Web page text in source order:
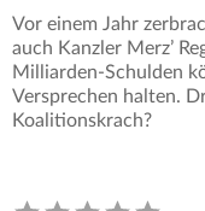
Vor einem Jahr
auch Kanzler Merz’
Milliarden-Schulden
Versprechen halten.
Koalitionskrach?